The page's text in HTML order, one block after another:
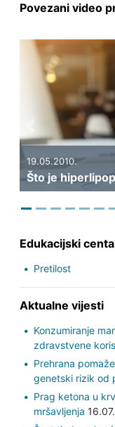
Povezani video
19.05.2010.
Što je
Previous
Edukacijski
Pretilost
Aktualne vijesti
Konzumiranje
zdravstvene
Prehrana
genetski rizik od
Prag ketona u
mršavljenja